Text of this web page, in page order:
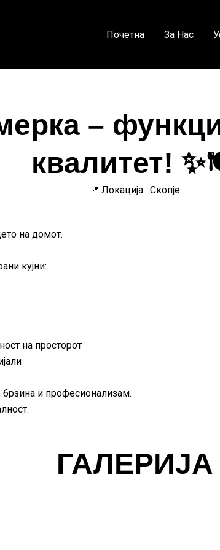
Почетна За Нас
–
квалитет!
📍 Локација: Скопје
на домот.
кујни:
на просторот
брзина и професионализам.
ГАЛЕРИЈА